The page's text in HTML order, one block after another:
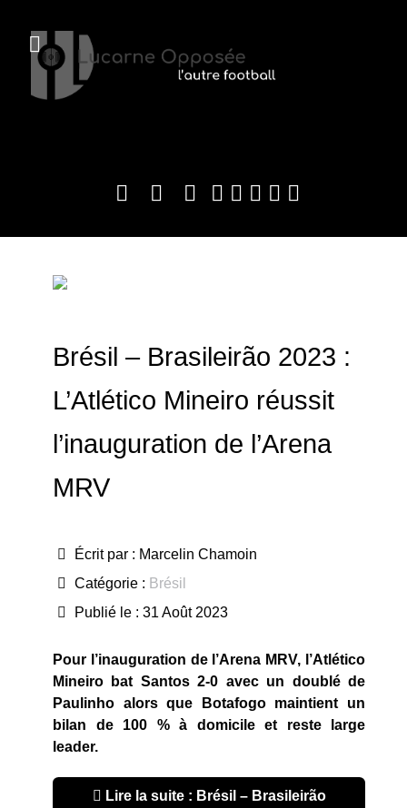
Brésil – Brasileirão 2023 :
L’Atlético Mineiro réussit
l’inauguration de l’Arena
MRV
Écrit par : Marcelin Chamoin
Catégorie : Brésil
Publié le : 31 Août 2023
Pour l’inauguration de l’Arena MRV, l’Atlético
Mineiro bat Santos 2-0 avec un doublé de
Paulinho alors que Botafogo maintient un
bilan de 100 % à domicile et reste large
leader.
Lire la suite : Brésil – Brasileirão